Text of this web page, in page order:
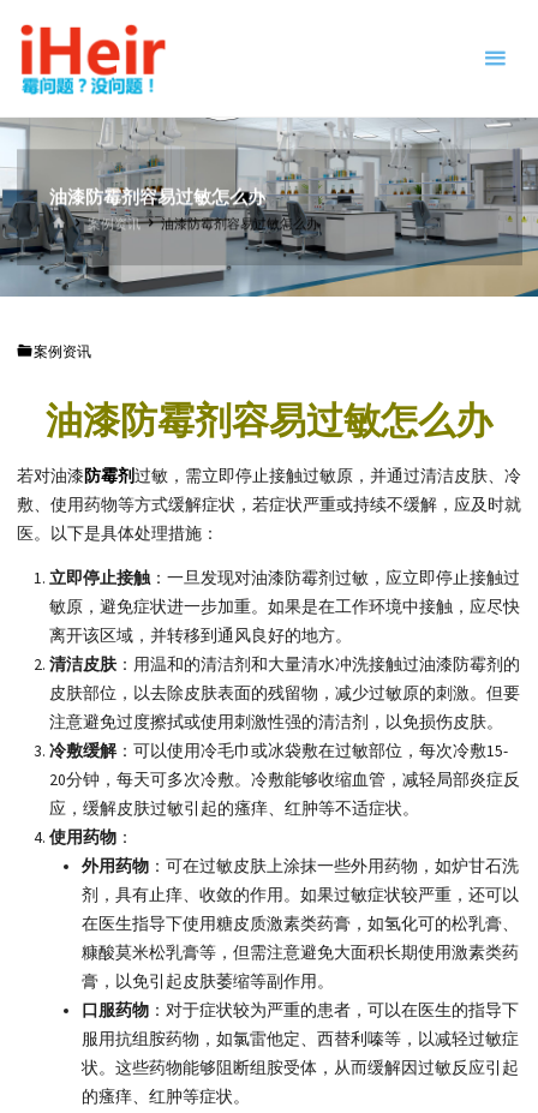
容。
抗
剂
|
燥
剂
片
-
防霉
抗菌
供应
商
油漆防霉剂容易过敏怎么办
首
页
案例资讯 油漆防霉剂容易过敏怎么办
案例资讯
油漆防霉剂容易过敏怎么办
若对油漆防霉剂过敏，需立即停止接触过敏原，并通过清洁皮肤、冷
敷、使用药物等方式缓解症状，若症状严重或持续不缓解，应及时就
医。以下是具体处理措施：
立即停止接触：一旦发现对油漆防霉剂过敏，应立即停止接触过
敏原，避免症状进一步加重。如果是在工作环境中接触，应尽快
离开该区域，并转移到通风良好的地方。
清洁皮肤：用温和的清洁剂和大量清水冲洗接触过油漆防霉剂的
皮肤部位，以去除皮肤表面的残留物，减少过敏原的刺激。但要
注意避免过度擦拭或使用刺激性强的清洁剂，以免损伤皮肤。
冷敷缓解：可以使用冷毛巾或冰袋敷在过敏部位，每次冷敷15-
20分钟，每天可多次冷敷。冷敷能够收缩血管，减轻局部炎症反
应，缓解皮肤过敏引起的瘙痒、红肿等不适症状。
使用药物：
外用药物：可在过敏皮肤上涂抹一些外用药物，如炉甘石洗
剂，具有止痒、收敛的作用。如果过敏症状较严重，还可以
在医生指导下使用糖皮质激素类药膏，如氢化可的松乳膏、
糠酸莫米松乳膏等，但需注意避免大面积长期使用激素类药
膏，以免引起皮肤萎缩等副作用。
口服药物：对于症状较为严重的患者，可以在医生的指导下
服用抗组胺药物，如氯雷他定、西替利嗪等，以减轻过敏症
状。这些药物能够阻断组胺受体，从而缓解因过敏反应引起
的瘙痒、红肿等症状。